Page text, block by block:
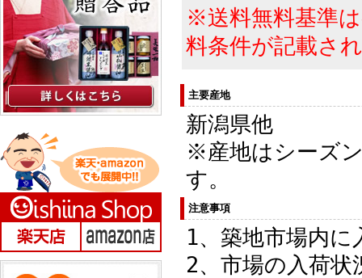
※送料無料基準
料条件が記載さ
主要産地
新潟県他
※産地はシーズ
す。
注意事項
1、築地市場内
2、市場の入荷